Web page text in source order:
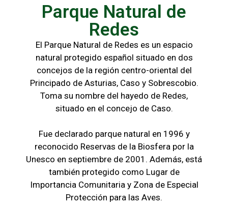
Parque Natural de
Redes
El Parque Natural de Redes es un espacio
natural protegido español situado en dos
concejos de la región centro-oriental del
Principado de Asturias, Caso y Sobrescobio.
Toma su nombre del hayedo de Redes,
situado en el concejo de Caso.
Fue declarado parque natural en 1996 y
reconocido Reservas de la Biosfera por la
Unesco en septiembre de 2001. Además, está
también protegido como Lugar de
Importancia Comunitaria y Zona de Especial
Protección para las Aves.